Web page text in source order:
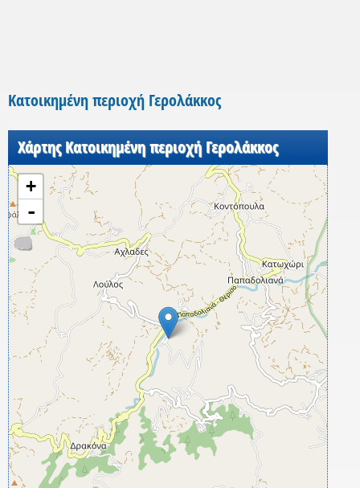
Κατοικημένη περιοχή Γερολάκκος
Χάρτης Κατοικημένη περιοχή Γερολάκκος
+
-